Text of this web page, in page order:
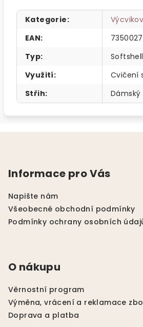
Kategorie:
EAN:
Typ:
Softshell
Využití:
Cvičení
Střih: Dámský
Informace pro Vás
Napište nám
Všeobecné obchodní podmínky
Podmínky ochrany osobních
O nákupu
Věrnostní program
Výměna, vrácení a reklamace
Doprava a platba